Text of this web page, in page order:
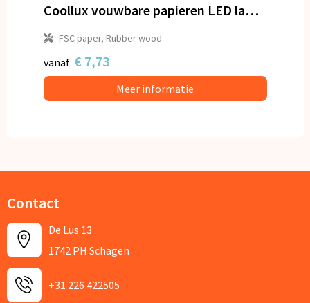
Coollux vouwbare papieren LED lamp Eos op houten voet, 25 cm (brievenbus doos)
FSC paper, Rubber wood
vanaf € 7,73
Meer informatie
Contact
De Lus 13
1742 PH Schagen
+31 226 422505